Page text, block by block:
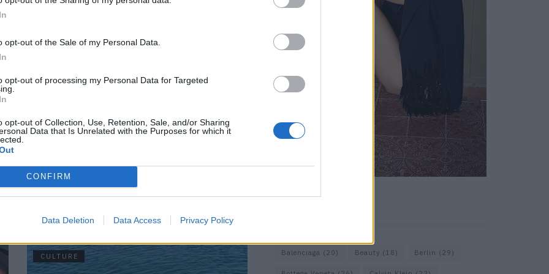
opt-out of the Sale of my Personal Data.
opt-out of processing my Personal Data for Targeted
opt-out of Collection, Use, Retention, Sale, and/or Sharing
Data that Is Unrelated with the Purposes for which it
CONFIRM
Data Deletion Data Access Privacy Policy
die blankpolierten Mani-Tische. Wobei die gut 50
„das Auge isst mit“. Wir konnten uns kaum satt
uns dann an würzigen Edel Plättchen. Sogar
Cassandra Steen gaben sich im orientalischen
dem durchwegs übersinnlichen Genuss.
und der aktuellen FACES-Issue ein saisonal
CULTURE Balenciaga (20) Beauty (18) Berlin (29)